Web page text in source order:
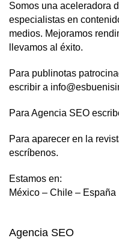
Somos una aceleradora
especialistas en
medios. Mejoramos
llevamos al éxito.
Para publinotas
escribir a
Para Agencia SEO
Para aparecer en la
escríbenos.
Estamos en:
México – Chile – España
Agencia SEO